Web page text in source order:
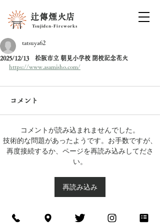
Tsujiden-Fireworks
辻傳煙火店
2025/12/13 松阪市立 朝見小学校 閉校記念花火
tatsuya62
https://www.asamisho.com/
コメント
コメントが読み込まれませんでした。
技術的な問題があったようです。お手数ですが、
再度接続するか、ページを再読み込みしてださ
い。
再読み込み